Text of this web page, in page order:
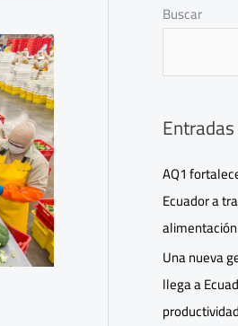
Buscar
AQ1
Ecuador a
Una nueva
llega a